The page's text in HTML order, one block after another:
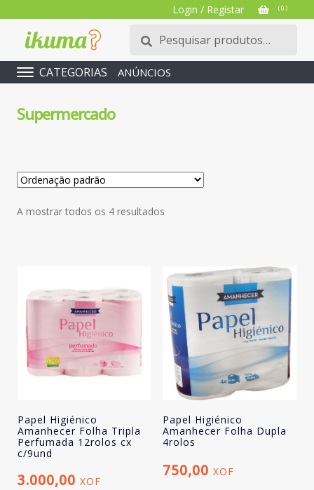
Login / Registar ( 0 )
Pesquisar
por:
Pesquisa
CATEGORIAS ANÚNCIOS
A mostrar todos os 4 resultados
Papel Higiénico
Amanhecer Folha Tripla
Perfumada 12rolos cx
c/9und
3.000,00 XOF
Papel Higiénico
Amanhecer Folha Dupla
4rolos
750,00XOF
Supermercado